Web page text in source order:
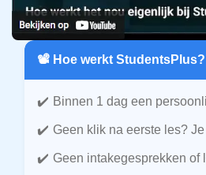
📽️ Hoe werkt StudentsPlus?
Binnen 1 dag een
Geen klik na eerste les?
Geen intakegesprekken of